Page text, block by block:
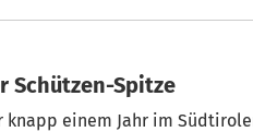
brauche jetzt keine
Begleitung.
Schützen-Spitze
knapp einem Jahr im